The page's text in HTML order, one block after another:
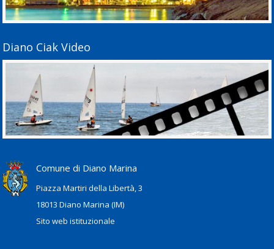
Diano Ciak Video
Comune di Diano Marina
Piazza Martiri della Libertà, 3
18013 Diano Marina (IM)
Sito web istituzionale